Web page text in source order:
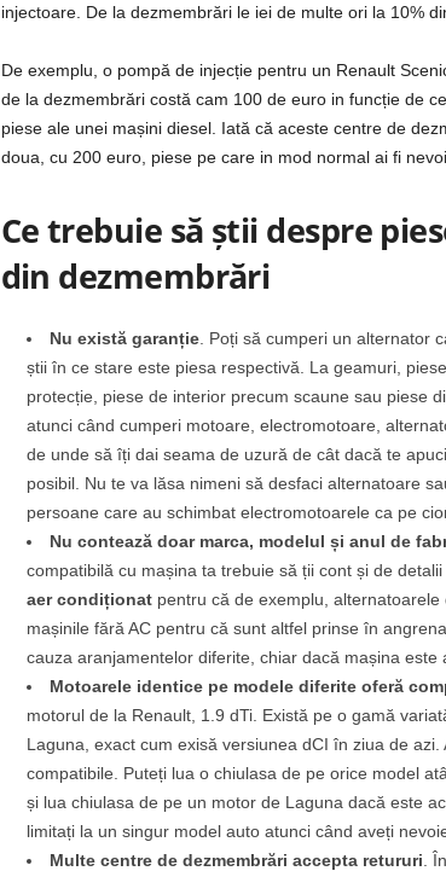
injectoare. De la dezmembrări le iei de multe ori la 10%
De exemplu, o pompă de injecție pentru un Renault
de la dezmembrări costă cam 100 de euro in funcție de
piese ale unei mașini diesel. Iată că aceste centre de
doua, cu 200 euro, piese pe care in mod normal ai fi
Ce trebuie să știi despre
din dezmembrări
Nu există garanție. Poți să cumperi un alternator
știi în ce stare este piesa respectivă. La geamuri,
protecție, piese de interior precum scaune sau piese
atunci când cumperi motoare, electromotoare,
de unde să îți dai seama de uzură de cât dacă te
posibil. Nu te va lăsa nimeni să desfaci alternatoare
persoane care au schimbat electromotoarele ca pe
Nu contează doar marca, modelul și anul de
compatibilă cu mașina ta trebuie să ții cont și de
aer condiționatpentru că de exemplu, alternatoarele
mașinile fără AC pentru că sunt altfel prinse în
cauza aranjamentelor diferite, chiar dacă mașina este
Motoarele identice pe modele diferite oferă
motorul de la Renault, 1.9 dTi. Există pe o gamă
Laguna, exact cum exisă versiunea dCI în ziua de
compatibile. Puteți lua o chiulasa de pe orice model
și lua chiulasa de pe un motor de Laguna dacă este
limitați la un singur model auto atunci când aveți
Multe centre de dezmembrări accepta retururi .